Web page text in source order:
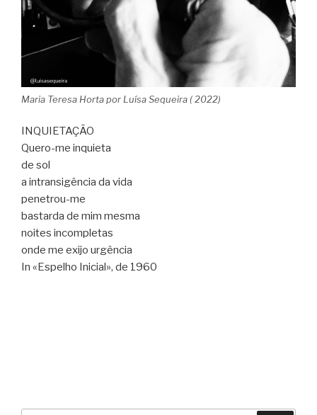
Maria Teresa Horta por Luísa Sequeira ( 2022)
INQUIETAÇÃO
Quero-me inquieta
de sol
a intransigência da vida
penetrou-me
bastarda de mim mesma
noites incompletas
onde me exijo urgência
In «Espelho Inicial», de 1960